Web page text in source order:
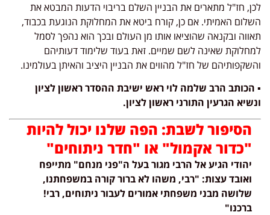
לכן, חז"ל מתארים את הבניין השלם בריבוי הדעות המבטא את
השלום האמיתי. אם כן, קורח ביטא את המחלוקת הנוגעת בכבוד,
תאווה ובקנאה שהוציאו אותו מן העולם ובכך הוא נהפך לסמל
למחלוקת שאינה לשם שמיים. זאת בעוד שלימוד דעותיהם
והשקפותיהם של חז"ל מהווים את הבניין היציב והאיתן בעולמינו.
▪️ הכותב הרב שלמה לוי ראש ישיבת ההסדר ראשון לציון
ונשיא הגרעין התורני ראשון לציון.
הסיפור לשבת: הפה שלנו יכול להיות
"כדור אקמול" או "חדר ניתוחים"
יהודי הגיע אל הרבי מגור בעל ה"פני מנחם" מתייפח
ואובד עצות: "רבי, משהו לא ברור קורה במשפחתנו,
שלושה מבני משפחתי אמורים לעבור ניתוחים, רבי!
ברכנו"